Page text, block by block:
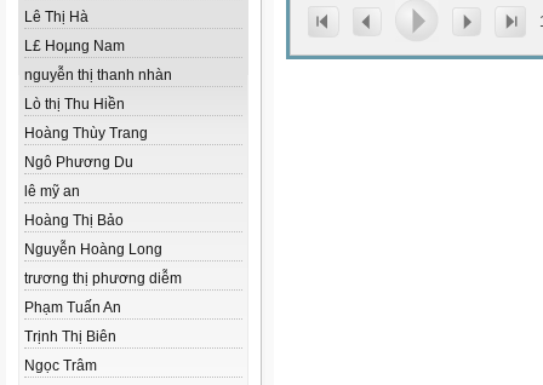
Lê Thị Hà
L£ Hoµng Nam
nguyễn thị thanh nhàn
Lò thị Thu Hiền
Hoàng Thùy Trang
Ngô Phương Du
lê mỹ an
Hoàng Thị Bảo
Nguyễn Hoàng Long
trương thị phương diễm
Phạm Tuấn An
Trịnh Thị Biên
Ngọc Trâm